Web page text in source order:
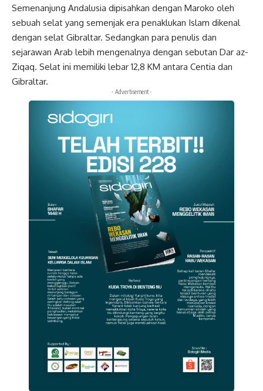
Semenanjung Andalusia dipisahkan dengan Maroko oleh
sebuah selat yang semenjak era penaklukan Islam dikenal
dengan selat Gibraltar. Sedangkan para penulis dan
sejarawan Arab lebih mengenalnya dengan sebutan Dar az-
Ziqaq. Selat ini memiliki lebar 12,8 KM antara Centia dan
Gibraltar.
- Advertisement -